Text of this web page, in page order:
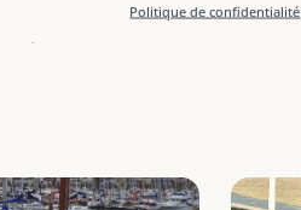
Politique de confidentialité
22,1 km.